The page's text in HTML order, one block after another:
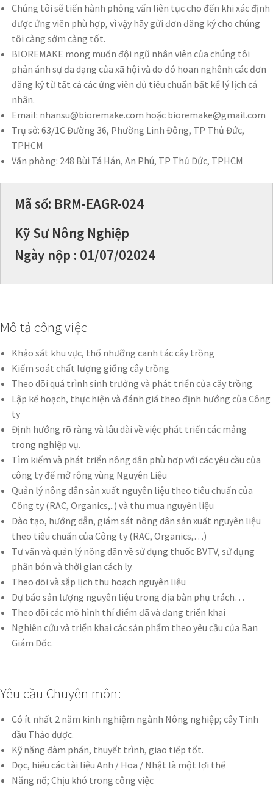
Chúng tôi sẽ tiến hành phỏng vấn liên tục cho đến khi xác định
được ứng viên phù hợp, vì vậy hãy gửi đơn đăng ký cho chúng
tôi càng sớm càng tốt.
BIOREMAKE mong muốn đội ngũ nhân viên của chúng tôi
phản ánh sự đa dạng của xã hội và do đó hoan nghênh các đơn
đăng ký từ tất cả các ứng viên đủ tiêu chuẩn bất kể lý lịch cá
nhân.
Email: nhansu@bioremake.com hoặc bioremake@gmail.com
Trụ sở: 63/1C Đường 36, Phường Linh Đông, TP Thủ Đức,
TPHCM
Văn phòng: 248 Bùi Tá Hán, An Phú, TP Thủ Đức, TPHCM
Mã số: BRM-EAGR-024
Kỹ Sư Nông Nghiệp
Ngày nộp : 01/07/02024
Mô tả công việc
Khảo sát khu vực, thổ nhưỡng canh tác cây trồng
Kiểm soát chất lượng giống cây trồng
Theo dõi quá trình sinh trưởng và phát triển của cây trồng.
Lập kế hoạch, thực hiện và đánh giá theo định hướng của Công
ty
Định hướng rõ ràng và lâu dài về việc phát triển các mảng
trong nghiệp vụ.
Tìm kiếm và phát triển nông dân phù hợp với các yêu cầu của
công ty để mở rộng vùng Nguyên Liệu
Quản lý nông dân sản xuất nguyên liệu theo tiêu chuẩn của
Công ty (RAC, Organics,..) và thu mua nguyên liệu
Đào tạo, hướng dẫn, giám sát nông dân sản xuất nguyên liệu
theo tiêu chuẩn của Công ty (RAC, Organics,…)
Tư vấn và quản lý nông dân về sử dụng thuốc BVTV, sử dụng
phân bón và thời gian cách ly.
Theo dõi và sắp lịch thu hoạch nguyên liệu
Dự báo sản lượng nguyên liệu trong địa bàn phụ trách…
Theo dõi các mô hình thí điểm đã và đang triển khai
Nghiên cứu và triển khai các sản phẩm theo yêu cầu của Ban
Giám Đốc.
Yêu cầu Chuyên môn:
Có ít nhất 2 năm kinh nghiệm ngành Nông nghiệp; cây Tinh
dầu Thảo dược.
Kỹ năng đàm phán, thuyết trình, giao tiếp tốt.
Đọc, hiểu các tài liệu Anh / Hoa / Nhật là một lợi thế
Năng nổ; Chịu khó trong công việc